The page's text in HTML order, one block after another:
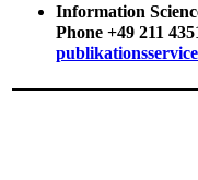
Information
Phone +49 211